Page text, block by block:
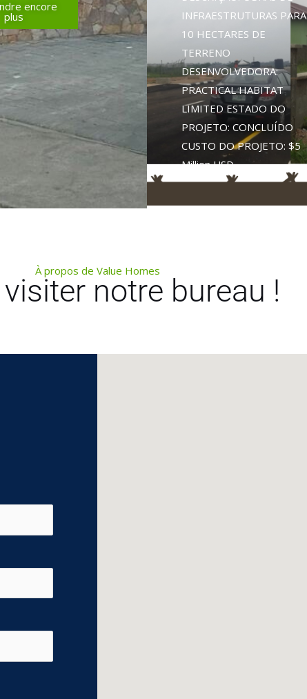
encore
plus
INFRAESTRUTURAS PARA
10 HECTARES DE
TERRENO
DESENVOLVEDORA:
PRACTICAL HABITAT
LIMITED ESTADO DO
PROJETO: CONCLUÍDO
CUSTO DO PROJETO: $5
Million USD
À propos de Value Homes
notre bureau !